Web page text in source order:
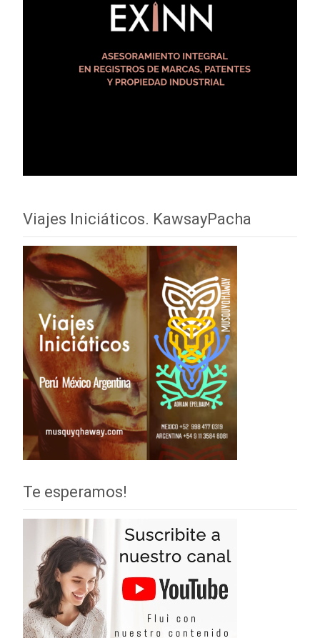
Viajes Iniciáticos. KawsayPacha
Te esperamos!